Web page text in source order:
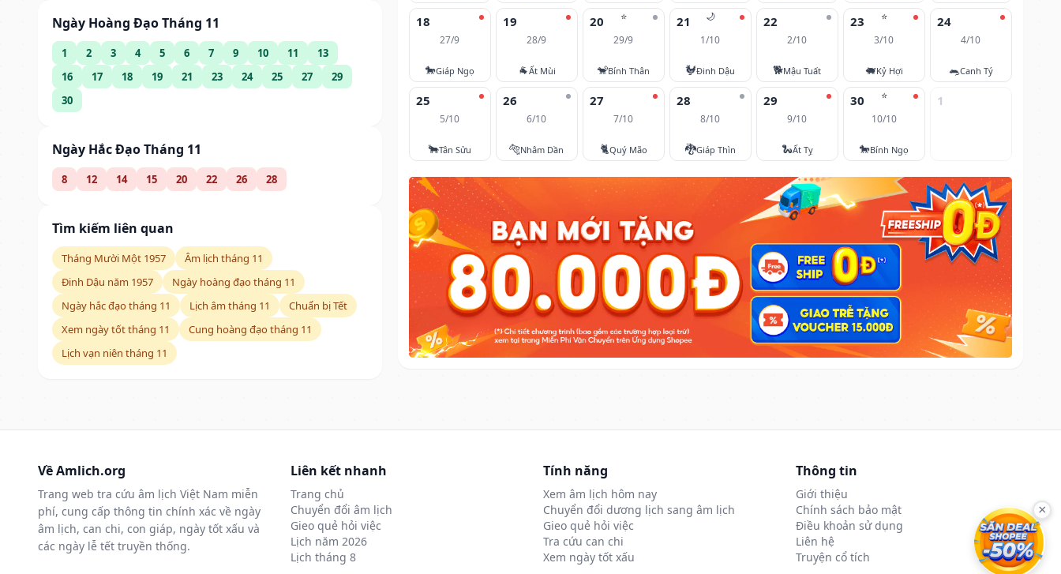
Ngày Hoàng Đạo Tháng 11
1 2 3 4 5 6 7 9 10 11
13
16
17 18 19 21 23 24 25 27
29
30
Ngày Hắc Đạo Tháng 11
8 12 14 15 20 22 26 28
Tìm kiếm liên quan
Tháng Mười Một 1957
Âm lịch tháng 11
Đinh Dậu năm 1957
Ngày hoàng đạo tháng 11
Ngày hắc đạo tháng 11
Lịch âm tháng 11
Chuẩn bị Tết
Xem ngày tốt tháng 11
Cung hoàng đạo tháng 11
Lịch vạn niên tháng 11
18
27/9
🐎Giáp Ngọ
19
28/9
🐐Ất Mùi
⭐
20
29/9
🐒Bính Thân
🌙
21
1/10
🐓Đinh Dậu
22
2/10
🐕Mậu Tuất
⭐
23
3/10
🐖Kỷ Hợi
24
4/10
🐀Canh Tý
25
5/10
🐂Tân Sửu
26
6/10
🐅Nhâm Dần
27
7/10
🐈Quý Mão
28
8/10
🐉Giáp Thìn
29
9/10
🐍Ất Tỵ
⭐
30
10/10
🐎Bính Ngọ
1
Về Amlich.org
Trang web tra cứu âm lịch Việt Nam miễn
phí, cung cấp thông tin chính xác về ngày
âm lịch, can chi, con giáp, ngày tốt xấu và
các ngày lễ tết truyền thống.
Liên kết nhanh
Trang chủ
Chuyển đổi âm lịch
Gieo quẻ hỏi việc
Lịch năm 2026
Lịch tháng 8
Tính năng
Xem âm lịch hôm nay
Chuyển đổi dương lịch sang âm lịch
Gieo quẻ hỏi việc
Tra cứu can chi
Xem ngày tốt xấu
Thông tin
Giới thiệu
Chính sách bảo mật
Điều khoản sử dụng
Liên hệ
Truyện cổ tích
×